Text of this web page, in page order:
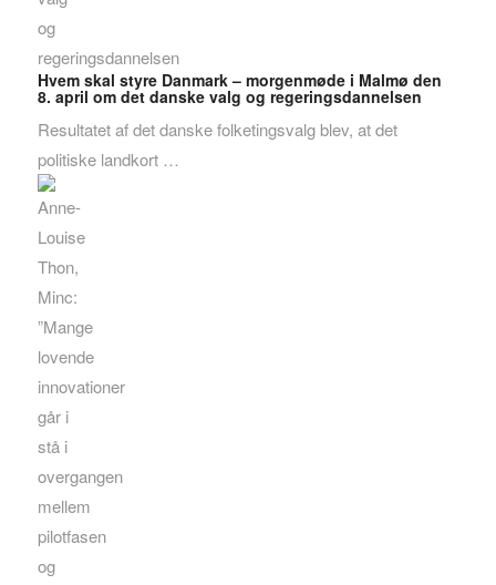
Hvem skal styre Danmark – morgenmøde i Malmø den
8. april om det danske valg og regeringsdannelsen
Resultatet af det danske folketingsvalg blev, at det
politiske landkort …